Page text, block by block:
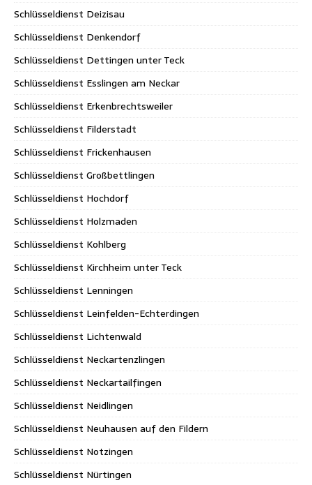
Schlüsseldienst Deizisau
Schlüsseldienst Denkendorf
Schlüsseldienst Dettingen unter Teck
Schlüsseldienst Esslingen am Neckar
Schlüsseldienst Erkenbrechtsweiler
Schlüsseldienst Filderstadt
Schlüsseldienst Frickenhausen
Schlüsseldienst Großbettlingen
Schlüsseldienst Hochdorf
Schlüsseldienst Holzmaden
Schlüsseldienst Kohlberg
Schlüsseldienst Kirchheim unter Teck
Schlüsseldienst Lenningen
Schlüsseldienst Leinfelden-Echterdingen
Schlüsseldienst Lichtenwald
Schlüsseldienst Neckartenzlingen
Schlüsseldienst Neckartailfingen
Schlüsseldienst Neidlingen
Schlüsseldienst Neuhausen auf den Fildern
Schlüsseldienst Notzingen
Schlüsseldienst Nürtingen